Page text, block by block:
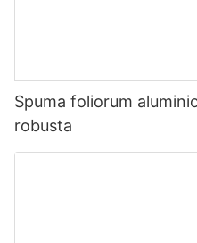
Spuma foliorum
robusta